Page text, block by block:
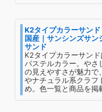
K2タイプカラーサンド
国産｜サンシンズサン
サンド
K2タイプカラーサン
パステルカラー。やさ
の見えやすさが魅力で
やナチュラル系クラフ
め。色一覧と商品を掲